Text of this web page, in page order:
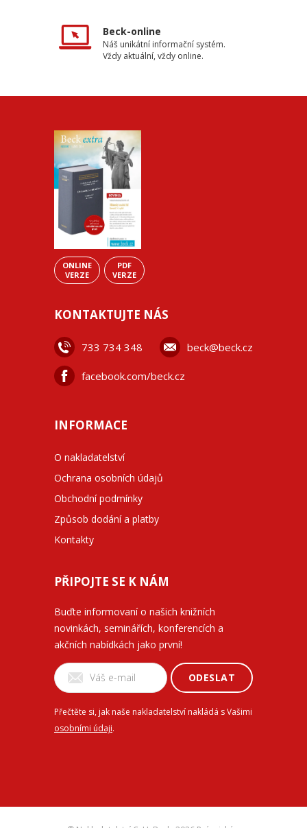
Beck-online
Náš unikátní informační systém.
Vždy aktuální, vždy online.
ONLINE
VERZE
PDF
VERZE
KONTAKTUJTE NÁS
733 734 348 beck@beck.cz
facebook.com/beck.cz
INFORMACE
O nakladatelství
Ochrana osobních údajů
Obchodní podmínky
Způsob dodání a platby
Kontakty
PŘIPOJTE SE K NÁM
Buďte informovaní o našich knižních
novinkách, seminářích, konferencích a
akčních nabídkách jako první!
ODESLAT
Přečtěte si, jak naše nakladatelství nakládá s Vašimi
osobními údaji.